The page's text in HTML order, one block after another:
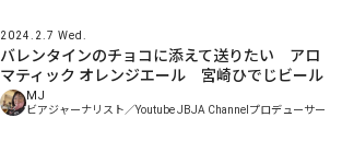
2024.2.7 Wed.
バレンタインのチョコに添えて送りたい アロ
マティック オレンジエール 宮崎ひでじビール
MJ
ビアジャーナリスト／Youtube JBJA Channelプロデューサー